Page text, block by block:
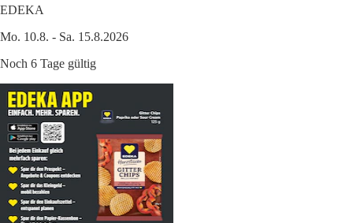
EDEKA
Mo. 10.8. - Sa. 15.8.2026
Noch 6 Tage gültig